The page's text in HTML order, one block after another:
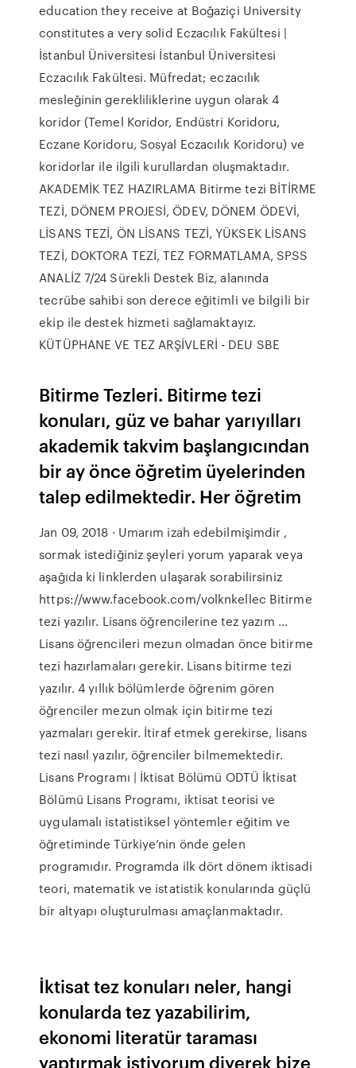
education they receive at Boğaziçi University
constitutes a very solid Eczacılık Fakültesi |
İstanbul Üniversitesi İstanbul Üniversitesi
Eczacılık Fakültesi. Müfredat; eczacılık
mesleğinin gerekliliklerine uygun olarak 4
koridor (Temel Koridor, Endüstri Koridoru,
Eczane Koridoru, Sosyal Eczacılık Koridoru) ve
koridorlar ile ilgili kurullardan oluşmaktadır.
AKADEMİK TEZ HAZIRLAMA Bitirme tezi BİTİRME
TEZİ, DÖNEM PROJESİ, ÖDEV, DÖNEM ÖDEVİ,
LİSANS TEZİ, ÖN LİSANS TEZİ, YÜKSEK LİSANS
TEZİ, DOKTORA TEZİ, TEZ FORMATLAMA, SPSS
ANALİZ 7/24 Sürekli Destek Biz, alanında
tecrübe sahibi son derece eğitimli ve bilgili bir
ekip ile destek hizmeti sağlamaktayız.
KÜTÜPHANE VE TEZ ARŞİVLERİ - DEU SBE
Bitirme Tezleri. Bitirme tezi
konuları, güz ve bahar yarıyılları
akademik takvim başlangıcından
bir ay önce öğretim üyelerinden
talep edilmektedir. Her öğretim
Jan 09, 2018 · Umarım izah edebilmişimdir ,
sormak istediğiniz şeyleri yorum yaparak veya
aşağıda ki linklerden ulaşarak sorabilirsiniz
https://www.facebook.com/volknkellec Bitirme
tezi yazılır. Lisans öğrencilerine tez yazım ...
Lisans öğrencileri mezun olmadan önce bitirme
tezi hazırlamaları gerekir. Lisans bitirme tezi
yazılır. 4 yıllık bölümlerde öğrenim gören
öğrenciler mezun olmak için bitirme tezi
yazmaları gerekir. İtiraf etmek gerekirse, lisans
tezi nasıl yazılır, öğrenciler bilmemektedir.
Lisans Programı | İktisat Bölümü ODTÜ İktisat
Bölümü Lisans Programı, iktisat teorisi ve
uygulamalı istatistiksel yöntemler eğitim ve
öğretiminde Türkiye’nin önde gelen
programıdır. Programda ilk dört dönem iktisadi
teori, matematik ve istatistik konularında güçlü
bir altyapı oluşturulması amaçlanmaktadır.
İktisat tez konuları neler, hangi
konularda tez yazabilirim,
ekonomi literatür taraması
yaptırmak istiyorum diyerek bize